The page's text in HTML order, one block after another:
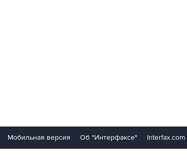
Мобильная версия Об "Интерфаксе" Interfax.com